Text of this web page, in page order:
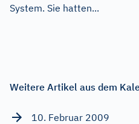
System. Sie hatten...
Weitere Artikel aus dem
10. Februar 2009